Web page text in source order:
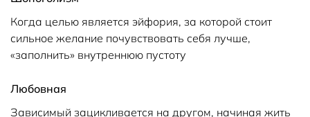
Когда целью является эйфория, за которой стоит
сильное желание почувствовать себя лучше,
«заполнить» внутреннюю пустоту
Любовная
Зависимый зацикливается на другом, начиная жить